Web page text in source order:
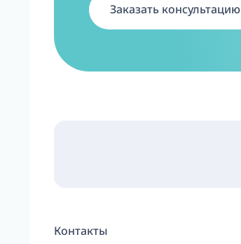
Заказать консультацию
Контакты